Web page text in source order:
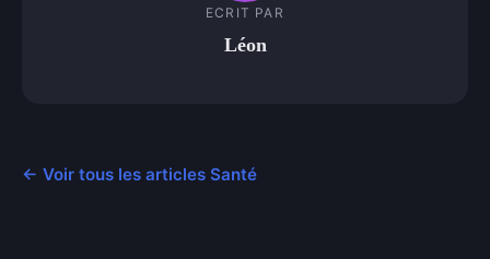
ECRIT PAR
Léon
← Voir tous les articles Santé